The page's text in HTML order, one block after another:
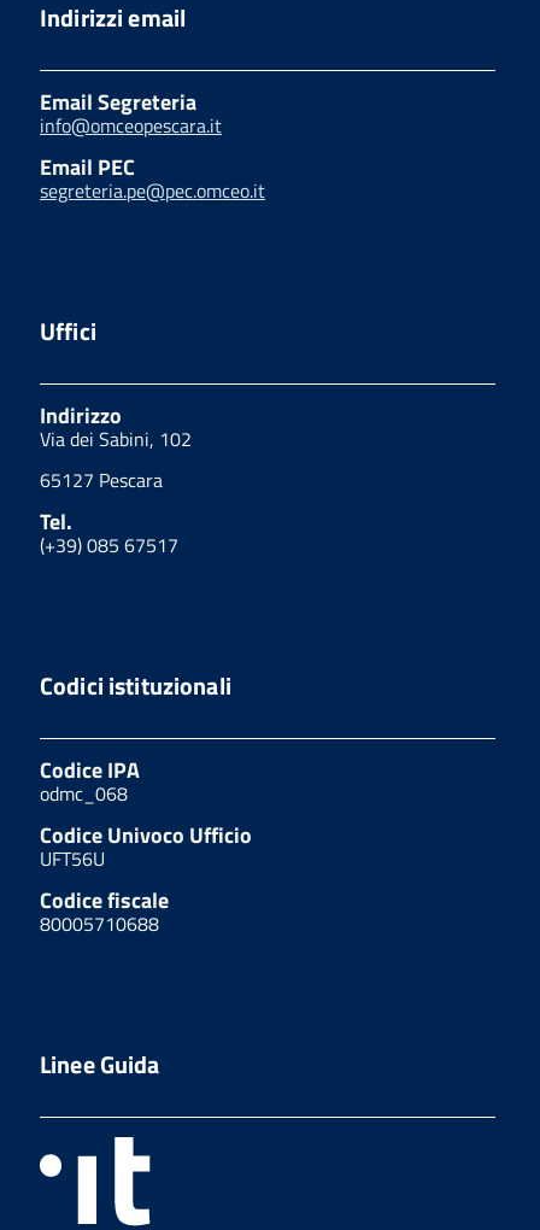
Indirizzi email
Email Segreteria
info@omceopescara.it
Email PEC
segreteria.pe@pec.omceo.it
Uffici
Indirizzo
Via dei Sabini, 102
65127 Pescara
Tel.
(+39) 085 67517
Codici istituzionali
Codice IPA
odmc_068
Codice Univoco Ufficio
UFT56U
Codice fiscale
80005710688
Linee Guida